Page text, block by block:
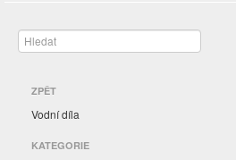
ZPĚT
Vodní díla
KATEGORIE